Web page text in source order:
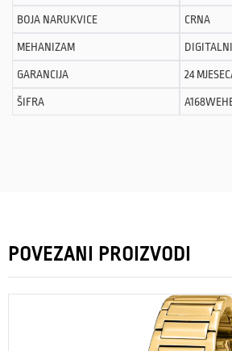
BOJA NARUKVICE CRNA
MEHANIZAM DIGITALNI
GARANCIJA 24
ŠIFRA
POVEZANI PROIZVODI